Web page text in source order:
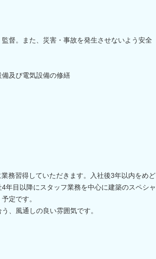
督。また、災害・事故を発生させないよう安全
及び電気設備の修繕
務習得していただきます。入社後3年以内をめど
年目以降にスタッフ業務を中心に建築のスペシャ
定です。
、風通しの良い雰囲気です。